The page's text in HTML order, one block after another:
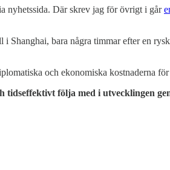
nyhetssida. Där skrev jag för övrigt i går
Shanghai, bara några timmar efter en
och ekonomiska kostnaderna
tidseffektivt följa med i utvecklingen